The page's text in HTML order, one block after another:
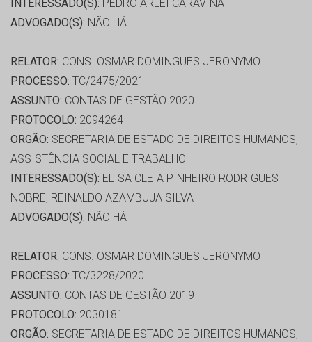
INTERESSADO(S): PEDRO ARLEI CARAVINA
ADVOGADO(S): NÃO HÁ
RELATOR: CONS. OSMAR DOMINGUES JERONYMO
PROCESSO: TC/2475/2021
ASSUNTO: CONTAS DE GESTÃO 2020
PROTOCOLO: 2094264
ORGÃO: SECRETARIA DE ESTADO DE DIREITOS HUMANOS,
ASSISTÊNCIA SOCIAL E TRABALHO
INTERESSADO(S): ELISA CLEIA PINHEIRO RODRIGUES
NOBRE, REINALDO AZAMBUJA SILVA
ADVOGADO(S): NÃO HÁ
RELATOR: CONS. OSMAR DOMINGUES JERONYMO
PROCESSO: TC/3228/2020
ASSUNTO: CONTAS DE GESTÃO 2019
PROTOCOLO: 2030181
ORGÃO: SECRETARIA DE ESTADO DE DIREITOS HUMANOS,